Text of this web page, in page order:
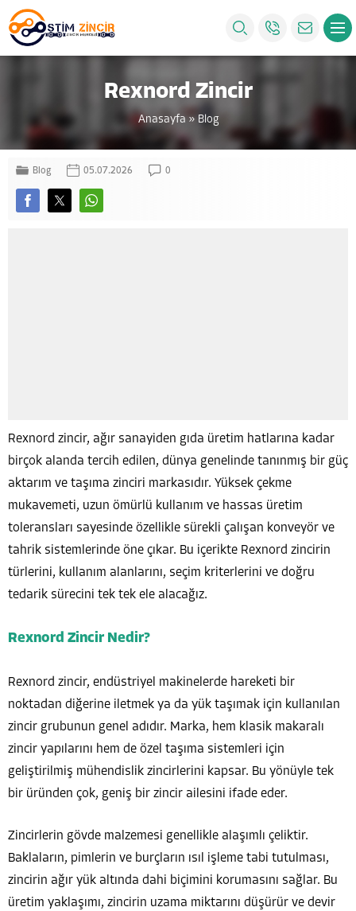
Rexnord Zincir
Anasayfa » Blog
Blog 05.07.2026 0
Rexnord zincir, ağır sanayiden gıda üretim hatlarına kadar
birçok alanda tercih edilen, dünya genelinde tanınmış bir güç
aktarım ve taşıma zinciri markasıdır. Yüksek çekme
mukavemeti, uzun ömürlü kullanım ve hassas üretim
toleransları sayesinde özellikle sürekli çalışan konveyör ve
tahrik sistemlerinde öne çıkar. Bu içerikte Rexnord zincirin
türlerini, kullanım alanlarını, seçim kriterlerini ve doğru
tedarik sürecini tek tek ele alacağız.
Rexnord Zincir Nedir?
Rexnord zincir, endüstriyel makinelerde hareketi bir
noktadan diğerine iletmek ya da yük taşımak için kullanılan
zincir grubunun genel adıdır. Marka, hem klasik makaralı
zincir yapılarını hem de özel taşıma sistemleri için
geliştirilmiş mühendislik zincirlerini kapsar. Bu yönüyle tek
bir üründen çok, geniş bir zincir ailesini ifade eder.
Zincirlerin gövde malzemesi genellikle alaşımlı çeliktir.
Baklaların, pimlerin ve burçların ısıl işleme tabi tutulması,
zincirin ağır yük altında dahi biçimini korumasını sağlar. Bu
üretim yaklaşımı, zincirin uzama miktarını düşürür ve devir